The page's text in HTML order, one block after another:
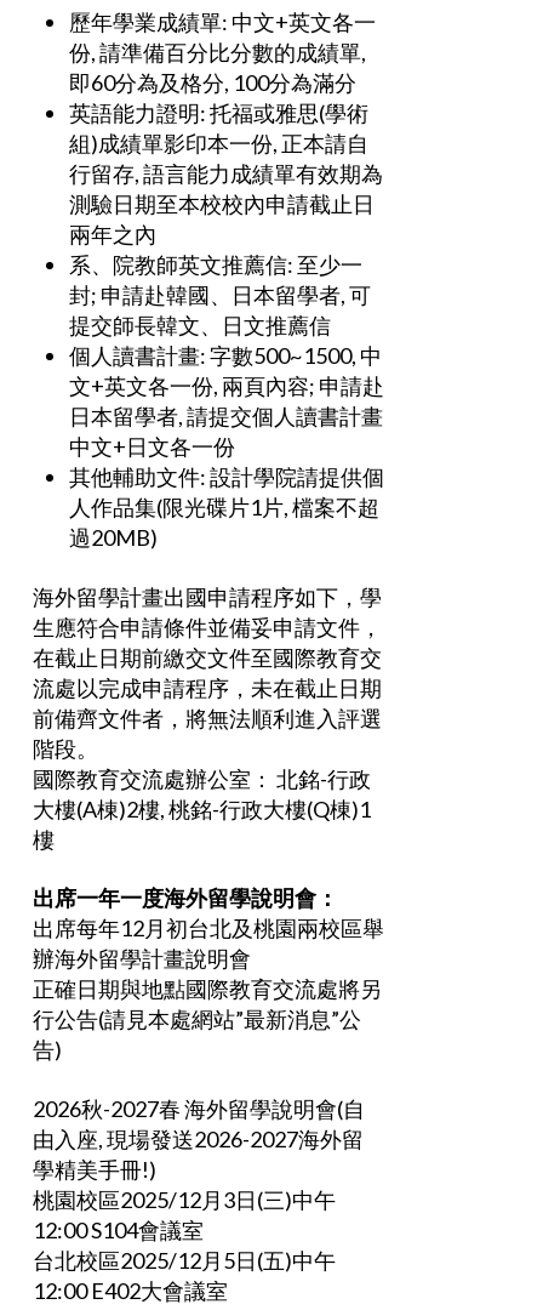
歷年學業成績單: 中文+英文各一
份, 請準備百分比分數的成績單,
即60分為及格分, 100分為滿分
英語能力證明: 托福或雅思(學術
組)成績單影印本一份, 正本請自
行留存, 語言能力成績單有效期為
測驗日期至本校校內申請截止日
兩年之內
系、院教師英文推薦信: 至少一
封; 申請赴韓國、日本留學者, 可
提交師長韓文、日文推薦信
個人讀書計畫: 字數500~1500, 中
文+英文各一份, 兩頁內容; 申請赴
日本留學者, 請提交個人讀書計畫
中文+日文各一份
其他輔助文件: 設計學院請提供個
人作品集(限光碟片1片, 檔案不超
過20MB)
海外留學計畫出國申請程序如下，學
生應符合申請條件並備妥申請文件，
在截止日期前繳交文件至國際教育交
流處以完成申請程序，未在截止日期
前備齊文件者，將無法順利進入評選
階段。
國際教育交流處辦公室： 北銘-行政
大樓(A棟)2樓, 桃銘-行政大樓(Q棟)1
樓
出席一年一度海外留學說明會：
出席每年12月初台北及桃園兩校區舉
辦海外留學計畫說明會
正確日期與地點國際教育交流處將另
行公告(請見本處網站”最新消息”公
告)
2026秋-2027春 海外留學說明會(自
由入座, 現場發送2026-2027海外留
學精美手冊!)
桃園校區2025/12月3日(三)中午
12:00 S104會議室
台北校區2025/12月5日(五)中午
12:00 E402大會議室